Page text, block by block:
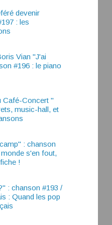
devenir
: les
Vian "J'ai
#196 : le piano
Café-Concert "
music-hall, et
: chanson
s'en fout,
!
: chanson #193 /
: Quand les pop